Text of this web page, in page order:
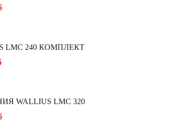
LMC 240 КОМПЛЕКТ
WALLIUS LMC 320